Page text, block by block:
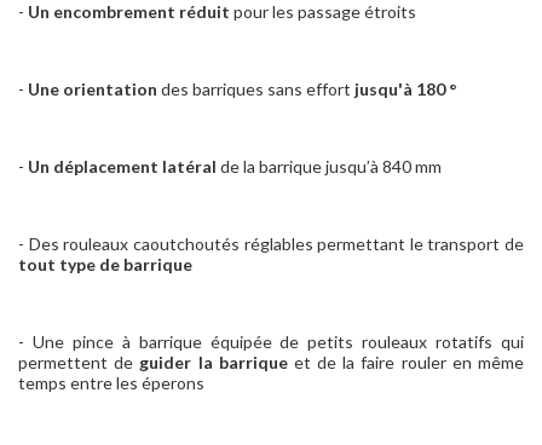
- Un encombrement réduit pour les passage étroits
- Une orientation des barriques sans effort jusqu'à 180 °
- Un déplacement latéral de la barrique jusqu’à 840 mm
- Des rouleaux caoutchoutés réglables permettant le transport de
tout type de barrique
- Une pince à barrique équipée de petits rouleaux rotatifs qui
permettent de guider la barriqueet de la faire rouler en même
temps entre les éperons